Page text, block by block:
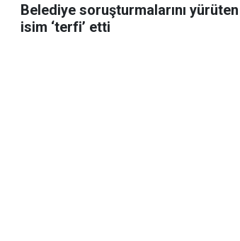
Belediye soruşturmalarını yürüten
isim ‘terfi’ etti